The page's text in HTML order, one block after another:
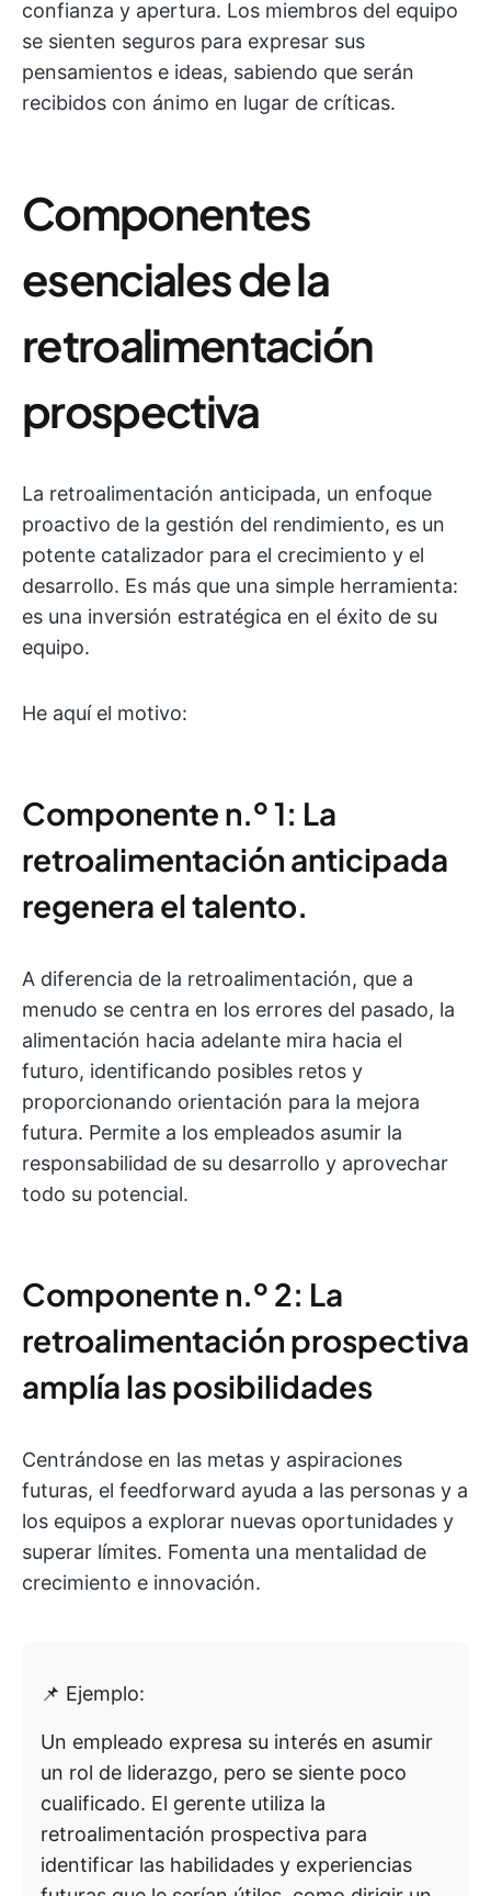
confianza y apertura. Los miembros del equipo
se sienten seguros para expresar sus
pensamientos e ideas, sabiendo que serán
recibidos con ánimo en lugar de críticas.
Componentes
esenciales de la
retroalimentación
prospectiva
La retroalimentación anticipada, un enfoque
proactivo de la gestión del rendimiento, es un
potente catalizador para el crecimiento y el
desarrollo. Es más que una simple herramienta:
es una inversión estratégica en el éxito de su
equipo.
He aquí el motivo:
Componente n.º 1: La
retroalimentación anticipada
regenera el talento.
A diferencia de la retroalimentación, que a
menudo se centra en los errores del pasado, la
alimentación hacia adelante mira hacia el
futuro, identificando posibles retos y
proporcionando orientación para la mejora
futura. Permite a los empleados asumir la
responsabilidad de su desarrollo y aprovechar
todo su potencial.
Componente n.º 2: La
retroalimentación prospectiva
amplía las posibilidades
Centrándose en las metas y aspiraciones
futuras, el feedforward ayuda a las personas y a
los equipos a explorar nuevas oportunidades y
superar límites. Fomenta una mentalidad de
crecimiento e innovación.
📌 Ejemplo:
Un empleado expresa su interés en asumir
un rol de liderazgo, pero se siente poco
cualificado. El gerente utiliza la
retroalimentación prospectiva para
identificar las habilidades y experiencias